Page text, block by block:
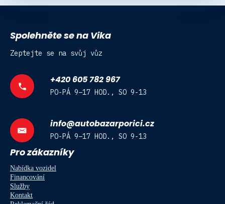
Spolehněte se na Vika
Zeptejte se na svůj vůz
+420 605 782 967
PO-PÁ 9–17 HOD., SO 9-13
info@autobazarporici.cz
PO-PÁ 9–17 HOD., SO 9-13
Pro zákazníky
Nabídka vozidel
Financování
Služby
Kontakt